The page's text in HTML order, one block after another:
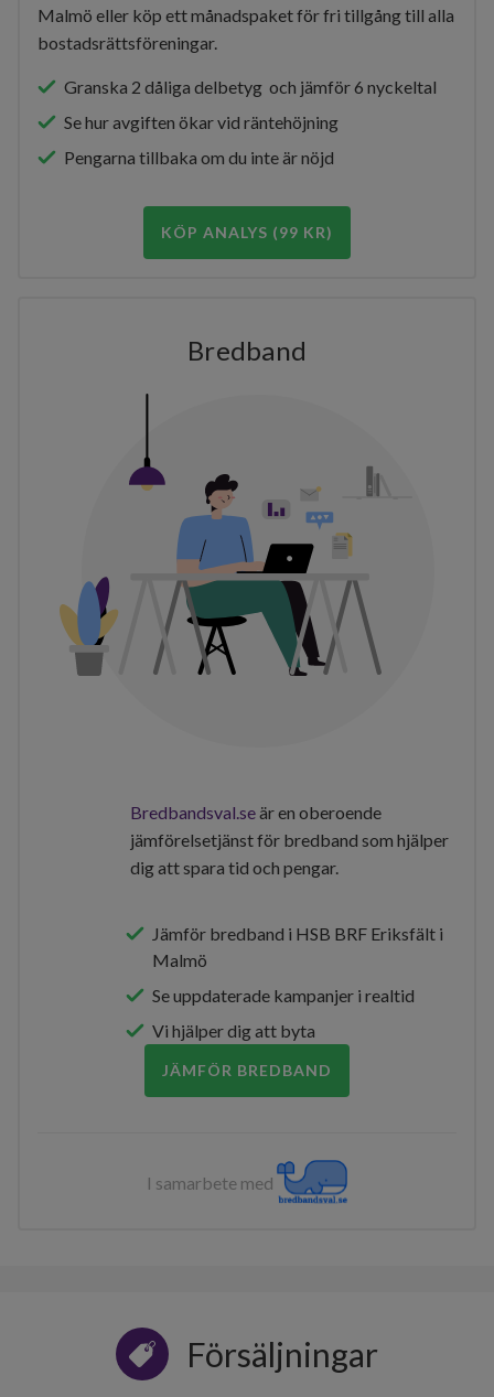
Malmö eller köp ett månadspaket för fri tillgång till alla
bostadsrättsföreningar.
Granska 2 dåliga delbetyg och jämför 6 nyckeltal
Se hur avgiften ökar vid räntehöjning
Pengarna tillbaka om du inte är nöjd
KÖP ANALYS (99 KR)
Bredband
Bredbandsval.seär en oberoende
jämförelsetjänst för bredband som hjälper
dig att spara tid och pengar.
Jämför bredband i HSB BRF Eriksfält i
Malmö
Se uppdaterade kampanjer i realtid
Vi hjälper dig att byta
JÄMFÖR BREDBAND
I samarbete med
Försäljningar